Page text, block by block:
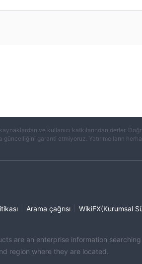
ve kullanıcı katkılarından derler.
garanti etmiyoruz. Yatırımcıların
Arama çağrısı WikiFX(Kurumsal
are an enterprise information
region where they are located.